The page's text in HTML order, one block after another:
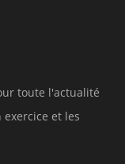
toute l'actualité
et les